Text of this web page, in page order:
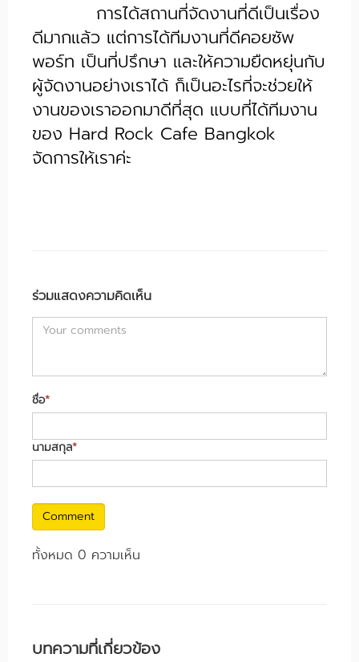
การได้สถานที่จัดงานที่ดีเป็นเรื่อง
ดีมากแล้ว แต่การได้ทีมงานที่ดีคอยซัพ
พอร์ท เป็นที่ปรึกษา และให้ความยืดหยุ่นกับ
ผู้จัดงานอย่างเราได้ ก็เป็นอะไรที่จะช่วยให้
งานของเราออกมาดีที่สุด แบบที่ได้ทีมงาน
ของ Hard Rock Cafe Bangkok
จัดการให้เราค่ะ
ร่วมแสดงความคิดเห็น
ชื่อ*
นามสกุล*
Comment
ทั้งหมด 0 ความเห็น
บทความที่เกี่ยวข้อง